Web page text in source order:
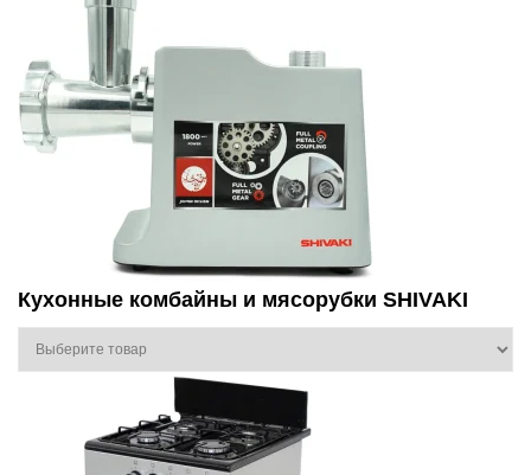
Кухонные комбайны и мясорубки SHIVAKI